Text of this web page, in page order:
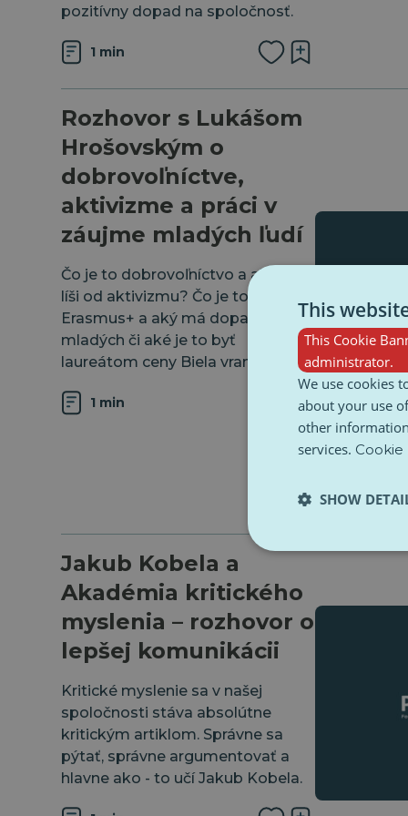
pozitívny dopad na spoločnosť.
1 min
Rozhovor s Lukášom
Hrošovským o
dobrovoľníctve,
aktivizme a práci v
záujme mladých ľudí
Čo je to dobrovoľníctvo a ako sa
líši od aktivizmu? Čo je to
⁠Erasmus+⁠ a aký má dopad na
mladých či aké je to byť
laureátom ceny ⁠Biela vrana⁠?
1 min
Jakub Kobela a
Akadémia kritického
myslenia – rozhovor o
lepšej komunikácii
Kritické myslenie⁠ sa v našej
spoločnosti stáva absolútne
kritickým artiklom. Správne sa
pýtať, správne argumentovať a
hlavne ako - to učí ⁠Jakub Kobela⁠.
This
This Cookie
administrator.
We use cookies
about your use
other
services. Cookie
SHOW